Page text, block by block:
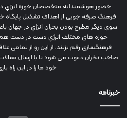
حضور هوشمندانه متخصصان حوزه انرژي
فرهنگ صرفه جویی از اهداف تشکیل پایگاه
سوی دیگر مطرح بودن بحران انرژي در جهان
حوزه های مختلف انرژي دست در دست هم
فرهنگسازی رقم بزنند. از این رو از تمامی
صاحب نظران دعوت می شود تا با ارسال
خود ما را در این راه
خبرنامه